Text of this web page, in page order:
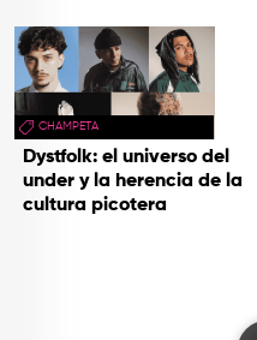
CHAMPETA
Dystfolk: el universo del
under y la herencia de la
cultura picotera